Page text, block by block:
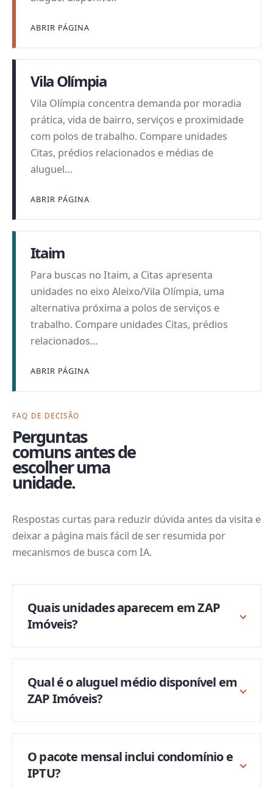
ABRIR PÁGINA
Vila Olímpia
Vila Olímpia concentra demanda por moradia
prática, vida de bairro, serviços e proximidade
com polos de trabalho. Compare unidades
Citas, prédios relacionados e médias de
aluguel…
ABRIR PÁGINA
Itaim
Para buscas no Itaim, a Citas apresenta
unidades no eixo Aleixo/Vila Olímpia, uma
alternativa próxima a polos de serviços e
trabalho. Compare unidades Citas, prédios
relacionados…
ABRIR PÁGINA
FAQ DE DECISÃO
Perguntas
comuns antes de
escolher uma
unidade.
Respostas curtas para reduzir dúvida antes da visita e
deixar a página mais fácil de ser resumida por
mecanismos de busca com IA.
Quais unidades aparecem em ZAP
Imóveis?
Qual é o aluguel médio disponível em
ZAP Imóveis?
O pacote mensal inclui condomínio e
IPTU?